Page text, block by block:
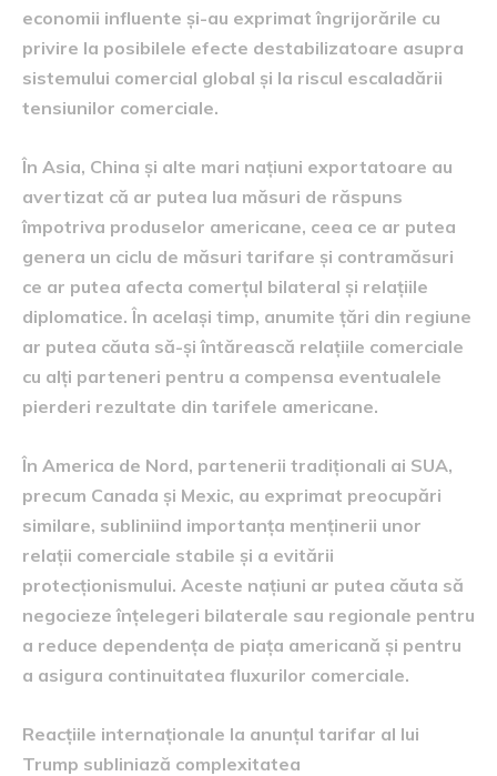
economii influente și-au exprimat îngrijorările cu
privire la posibilele efecte destabilizatoare asupra
sistemului comercial global și la riscul escaladării
tensiunilor comerciale.
În Asia, China și alte mari națiuni exportatoare au
avertizat că ar putea lua măsuri de răspuns
împotriva produselor americane, ceea ce ar putea
genera un ciclu de măsuri tarifare și contramăsuri
ce ar putea afecta comerțul bilateral și relațiile
diplomatice. În același timp, anumite țări din regiune
ar putea căuta să-și întărească relațiile comerciale
cu alți parteneri pentru a compensa eventualele
pierderi rezultate din tarifele americane.
În America de Nord, partenerii tradiționali ai SUA,
precum Canada și Mexic, au exprimat preocupări
similare, subliniind importanța menținerii unor
relații comerciale stabile și a evitării
protecționismului. Aceste națiuni ar putea căuta să
negocieze înțelegeri bilaterale sau regionale pentru
a reduce dependența de piața americană și pentru
a asigura continuitatea fluxurilor comerciale.
Reacțiile internaționale la anunțul tarifar al lui
Trump subliniază complexitatea